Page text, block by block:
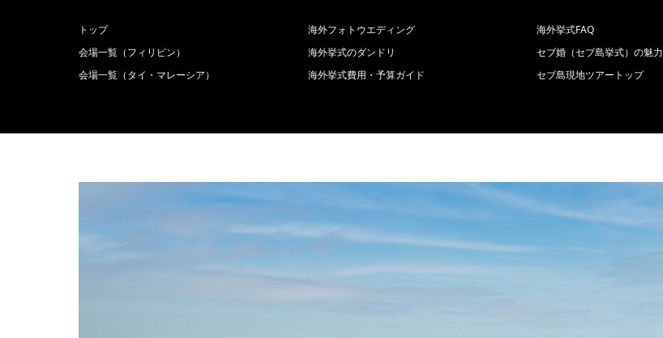
トップ
会場一覧（フィリピン）
会場一覧（タイ・マレーシア）
海外フォトウエディング
海外挙式のダンドリ
海外挙式費用・予算ガイド
海外挙式FAQ
セブ婚（セブ島挙式）の魅力
セブ島現地ツアートップ